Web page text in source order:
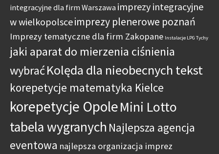
integracyjne dla firm Warszawa imprezy integracyjne
w wielkopolsceimprezy plenerowe poznań
Imprezy tematyczne dla firm Zakopane Instalacje LPG Tychy
jaki aparat do mierzenia ciśnienia
wybraćKolęda dla nieobecnych tekst
korepetycje matematyka Kielce
korepetycje OpoleMini Lotto
tabela wygranych Najlepsza agencja
eventowa najlepsza organizacja imprez